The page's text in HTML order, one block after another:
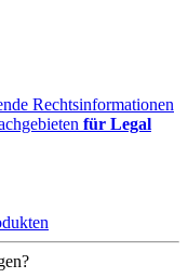
Rechtsinformationen
für Legal